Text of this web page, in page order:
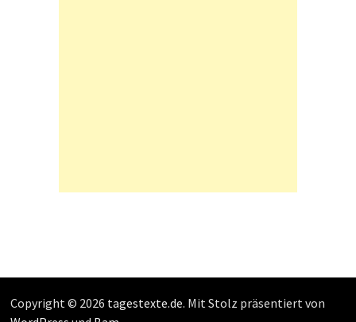
Copyright © 2026 tagestexte.de. Mit Stolz präsentiert von